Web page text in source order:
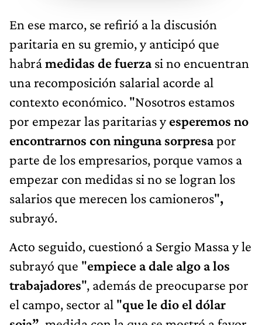
En ese marco, se refirió a la discusión
paritaria en su gremio, y anticipó que
habrámedidas de fuerzasi no encuentran
una recomposición salarial acorde al
contexto económico. "Nosotros estamos
por empezar las paritarias yesperemos no
encontrarnos con ninguna sorpresapor
parte de los empresarios, porque vamos a
empezar con medidas si no se logran los
salarios que merecen los camioneros",
subrayó.
Acto seguido, cuestionó a Sergio Massa y le
subrayó que "empiece a dale algo a los
trabajadores", además de preocuparse por
el campo, sector al "que le dio el dólar